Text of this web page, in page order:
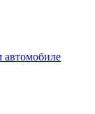
автомобиле